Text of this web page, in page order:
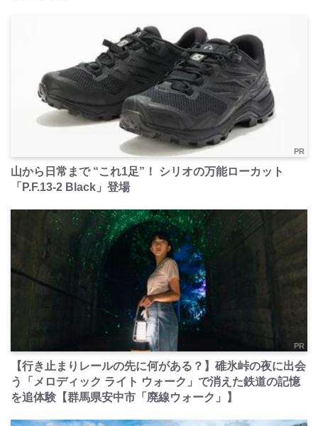
PR
山から日常まで “これ1足”！ シリオの万能ローカット
「P.F.13-2 Black」登場
PR
【行き止まりレールの先に何がある？】碓氷峠の夜に出会
う「メロディック ライト ウォーク」で消えた鉄道の記憶
を追体験【群馬県安中市「廃線ウォーク」】